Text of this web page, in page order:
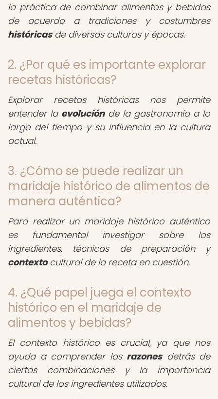
la práctica de combinar alimentos y bebidas
de acuerdo a tradiciones y costumbres
históricasde diversas culturas y épocas.
2. ¿Por qué es importante explorar
recetas históricas?
Explorar recetas históricas nos permite
entender la evoluciónde la gastronomía a lo
largo del tiempo y su influencia en la cultura
actual.
3. ¿Cómo se puede realizar un
maridaje histórico de alimentos de
manera auténtica?
Para realizar un maridaje histórico auténtico
es fundamental investigar sobre los
ingredientes, técnicas de preparación y
contextocultural de la receta en cuestión.
4. ¿Qué papel juega el contexto
histórico en el maridaje de
alimentos y bebidas?
El contexto histórico es crucial, ya que nos
ayuda a comprender las razonesdetrás de
ciertas combinaciones y la importancia
cultural de los ingredientes utilizados.